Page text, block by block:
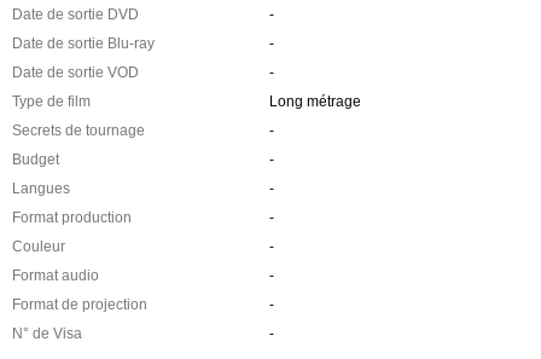
Date de sortie DVD
-
Date de sortie Blu-ray
-
Date de sortie VOD
-
Type de film
Long métrage
Secrets de tournage
-
Budget
-
Langues
-
Format production
-
Couleur
-
Format audio
-
Format de projection
-
N° de Visa
-